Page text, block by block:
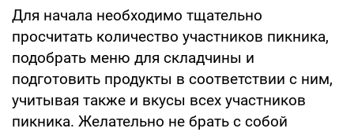
Для начала необходимо тщательно
просчитать количество участников пикника,
подобрать меню для складчины и
подготовить продукты в соответствии с ним,
учитывая также и вкусы всех участников
пикника. Желательно не брать с собой